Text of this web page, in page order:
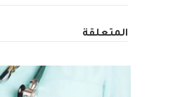
المتعلقة